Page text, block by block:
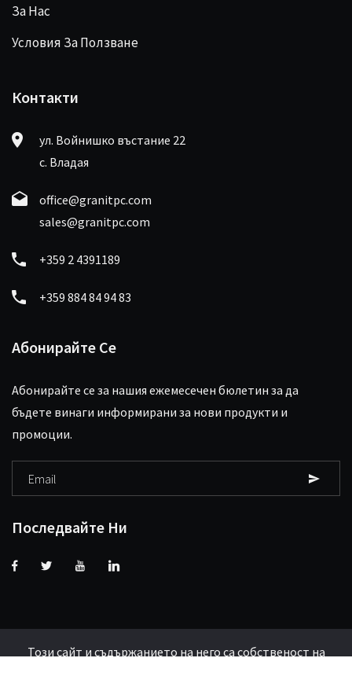
За Нас
Условия За Ползване
Контакти
ул. Войнишко въстание 22
с. Владая
office@granitpc.com
sales@granitpc.com
+359 2 4391189
+359 884 84 94 83
Абонирайте Се
Абонирайте се за нашия ежемесечен бюлетин за да
бъдете винаги информирани за нови продукти и
промоции.
Последвайте Ни
Този сайт и съдържанието на него са собственост на